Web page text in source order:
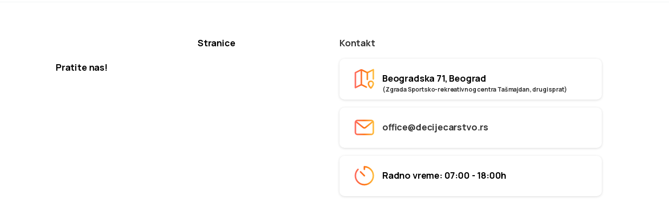
Pratite nas!
Stranice Kontakt
Beogradska 71, Beograd
(Zgrada Sportsko-rekreativnog centra Tašmajdan, drugi sprat)
office@decijecarstvo.rs
Radno vreme: 07:00 - 18:00h